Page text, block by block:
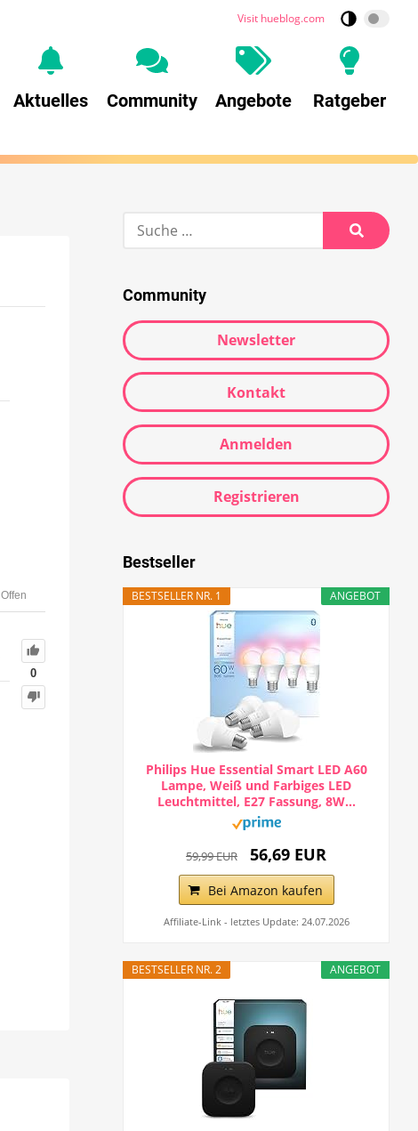
Visit hueblog.com
Aktuelles Community Angebote Ratgeber
Offen
0
Community
Newsletter
Kontakt
Anmelden
Registrieren
Bestseller
ANGEBOT
BESTSELLER NR. 1
Philips Hue Essential Smart LED A60
Lampe, Weiß und Farbiges LED
Leuchtmittel, E27 Fassung, 8W...
59,99 EUR 56,69 EUR
Bei Amazon kaufen
Affiliate-Link - letztes Update: 24.07.2026
ANGEBOT
BESTSELLER NR. 2